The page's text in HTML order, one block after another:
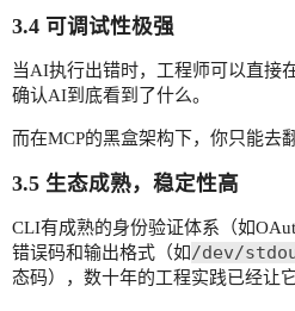
3.4 可调试性极强
当AI执行出错时，工程师可以直接
确认AI到底看到了什么。
而在MCP的黑盒架构下，你只能去
3.5 生态成熟，稳定性高
CLI有成熟的身份验证体系（如
错误码和输出格式（如/dev/
态码），数十年的工程实践已经让